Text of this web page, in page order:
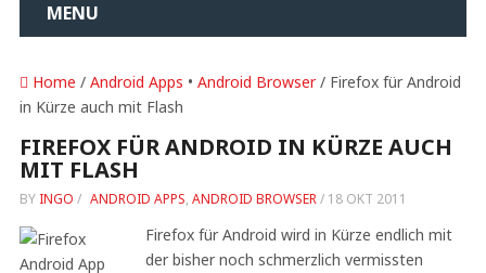
MENU
Home / Android Apps • Android Browser/ Firefox für Android
in Kürze auch mit Flash
FIREFOX FÜR ANDROID IN KÜRZE AUCH
MIT FLASH
BY INGO / ANDROID APPS, ANDROID BROWSER/ 18 OKT 2011
Firefox für Android wird in Kürze endlich mit
der bisher noch schmerzlich vermissten